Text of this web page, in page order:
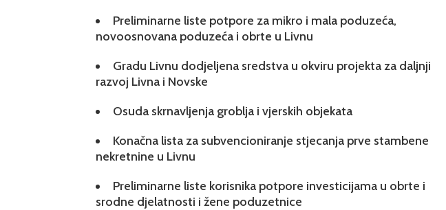
Preliminarne liste potpore za mikro i mala poduzeća,
novoosnovana poduzeća i obrte u Livnu
Gradu Livnu dodjeljena sredstva u okviru projekta za daljnji
razvoj Livna i Novske
Osuda skrnavljenja groblja i vjerskih objekata
Konačna lista za subvencioniranje stjecanja prve stambene
nekretnine u Livnu
Preliminarne liste korisnika potpore investicijama u obrte i
srodne djelatnosti i žene poduzetnice